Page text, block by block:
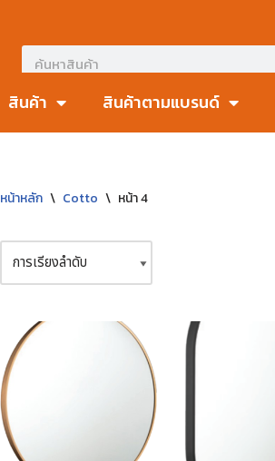
สินค้า สินค้าตามแบรนด์
หน้าหลัก \ Cotto \ หน้า 4